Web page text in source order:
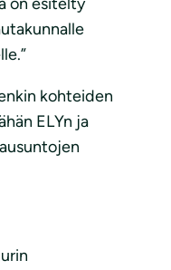
kohteiden
ELYn ja